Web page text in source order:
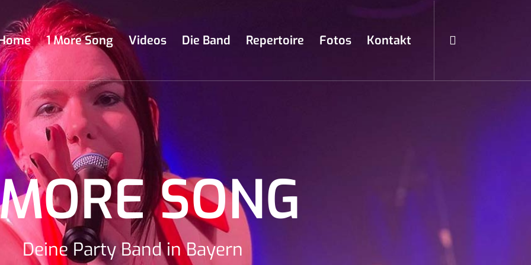
1 More Song Videos Die Band Repertoire Fotos Kontakt
SONG
Deine Party Band in Bayern